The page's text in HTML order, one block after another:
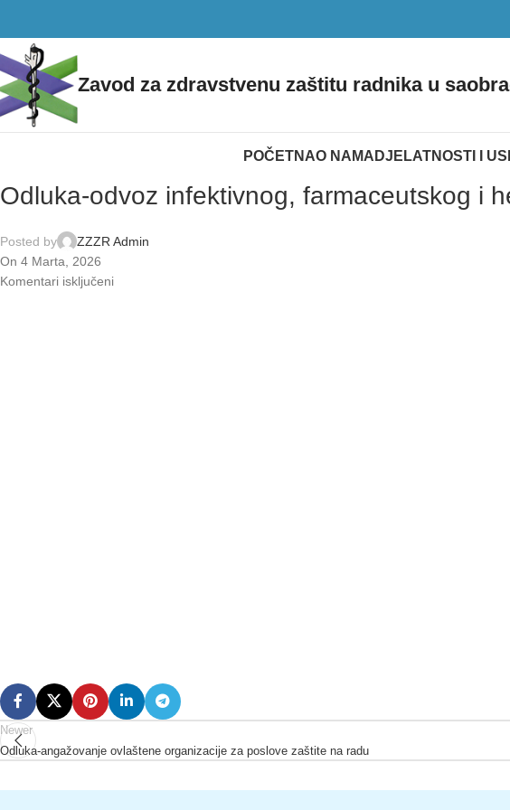
Zavod za zdravstvenu zaštitu radnika u
POČETNAO NAMA DJELATNOSTI I
Odluka-odvoz infektivnog, farmaceutskog i
Posted by
ZZZR Admin
On 4 Marta, 2026
Komentari isključeni
Newer
Odluka-angažovanje ovlaštene organizacije za poslove zaštite na radu